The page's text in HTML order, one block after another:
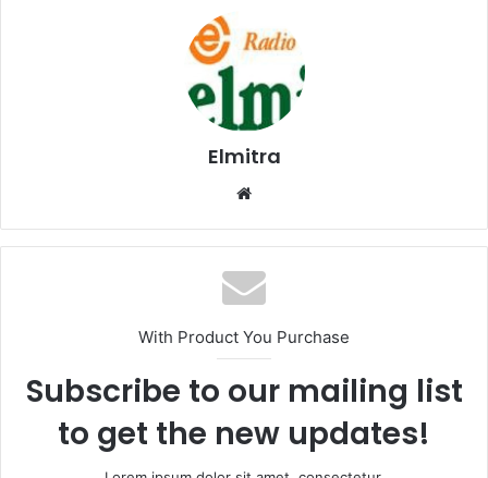
Elmitra
Website
With Product You Purchase
Subscribe to our mailing list
to get the new updates!